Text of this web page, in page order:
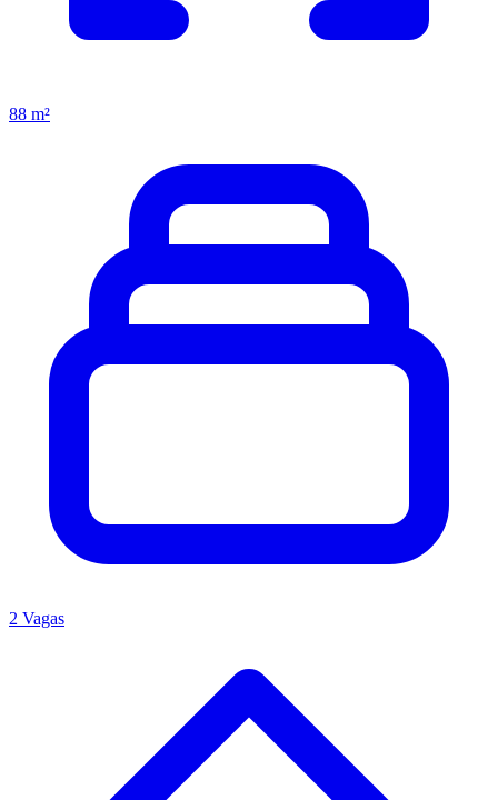
88 m²
2 Vagas